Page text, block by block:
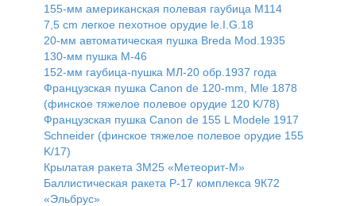
155-мм американская полевая гаубица M114
7,5 cm легкое пехотное орудие le.I.G.18
20-мм автоматическая пушка Breda Mod.1935
130-мм пушка М-46
152-мм гаубица-пушка МЛ-20 обр.1937 года
Французская пушка Canon de 120-mm, Mle 1878
(финское тяжелое полевое орудие 120 K/78)
Французская пушка Canon de 155 L Modele 1917
Schneider (финское тяжелое полевое орудие 155
K/17)
Крылатая ракета 3М25 «Метеорит-М»
Баллистическая ракета Р-17 комплекса 9К72
«Эльбрус»